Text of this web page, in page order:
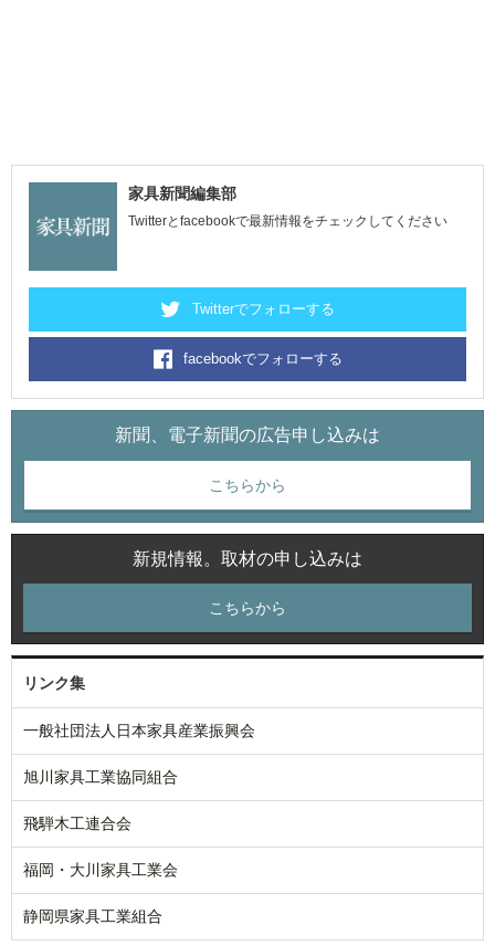
家具新聞編集部
Twitterとfacebookで最新情報をチェックしてください
Twitterでフォローする
facebookでフォローする
新聞、電子新聞の広告申し込みは
こちらから
新規情報。取材の申し込みは
こちらから
リンク集
一般社団法人日本家具産業振興会
旭川家具工業協同組合
飛騨木工連合会
福岡・大川家具工業会
静岡県家具工業組合